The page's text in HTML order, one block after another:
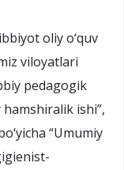
oliy o‘quv
viloyatlari
pedagogik
hamshiralik ishi”,
“Umumiy